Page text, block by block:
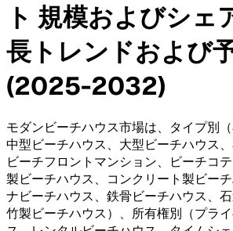
ト 規模およびシェ
長トレンドおよび
(2025-2032)
モダンビーチハウス市場は、タイプ別（
中型ビーチハウス、大型ビーチハウス、
ビーチフロントマンション、ビーチコ
製ビーチハウス、コンクリート製ビー
ナビーチハウス、鉄骨ビーチハウス、石
竹製ビーチハウス）、所有権別（プラ